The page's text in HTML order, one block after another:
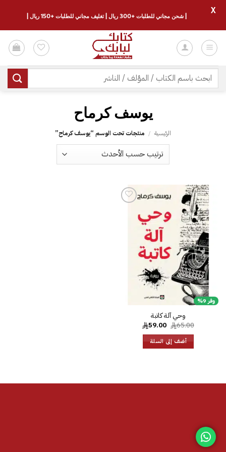
للمحتوى
البحث
عن:
يوسف كرماح
الرئيسية / منتجات تحت الوسم “يوسف كرماح”
وفر 9%
وحي آلة كاتبة
65.00
السعر
الأصلي
هو:
65.00.
59.00 السعر
الحالي
هو: أضف إلى السلة
| شحن مجاني للطلبات +300 ريال | تغليف مجاني للطلبات +150 ريال |
X